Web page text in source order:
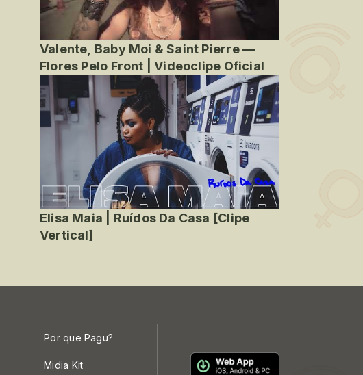
Valente, Baby Moi & Saint Pierre —
Flores Pelo Front | Videoclipe Oficial
Elisa Maia | Ruídos Da Casa [Clipe
Vertical]
Por que Pagu?
Midia Kit